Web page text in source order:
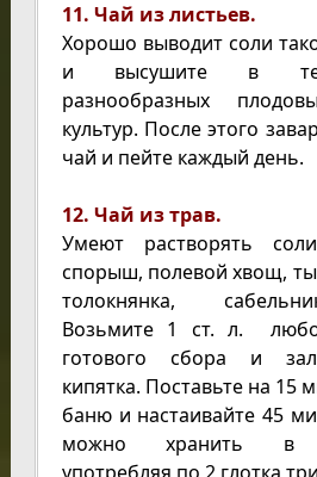
11. Чай из листьев.
Хорошо выводит соли
и высушите в
разнообразных
культур. После этого
чай и пейте каждый день.
12. Чай из трав.
Умеют растворять
спорыш, полевой хвощ,
толокнянка,
Возьмите 1 ст. л.
готового сбора и
кипятка. Поставьте на 15
баню и настаивайте 45
можно хранить в